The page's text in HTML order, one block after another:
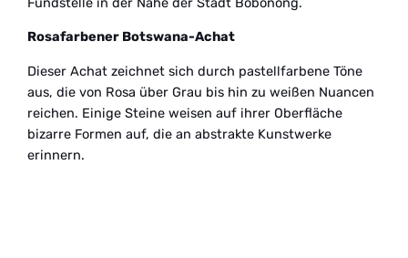
Rosafarbener Botswana-Achat
Dieser Achat zeichnet sich durch pastellfarbene Töne
aus, die von Rosa über Grau bis hin zu weißen Nuancen
reichen. Einige Steine weisen auf ihrer Oberfläche
bizarre Formen auf, die an abstrakte Kunstwerke
erinnern.